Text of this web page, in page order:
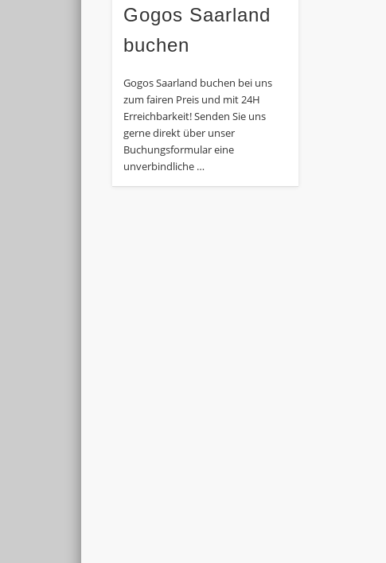
Gogos Saarland
buchen
Gogos Saarland buchen bei uns
zum fairen Preis und mit 24H
Erreichbarkeit! Senden Sie uns
gerne direkt über unser
Buchungsformular eine
unverbindliche …